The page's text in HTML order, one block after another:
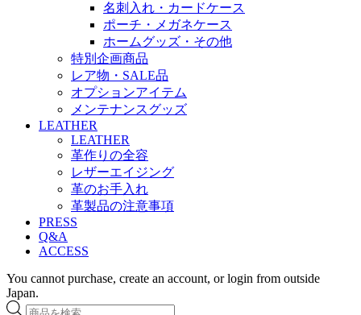
名刺入れ・カードケース
ポーチ・メガネケース
ホームグッズ・その他
特別企画商品
レア物・SALE品
オプションアイテム
メンテナンスグッズ
LEATHER
LEATHER
革作りの全容
レザーエイジング
革のお手入れ
革製品の注意事項
PRESS
Q&A
ACCESS
You cannot purchase, create an account, or login from outside
Japan.
商